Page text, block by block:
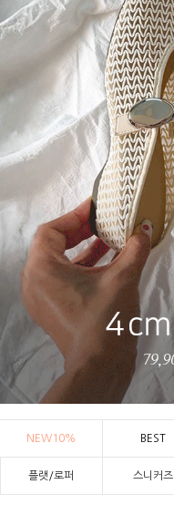
NEW10% BEST
플랫/로퍼 스니커즈